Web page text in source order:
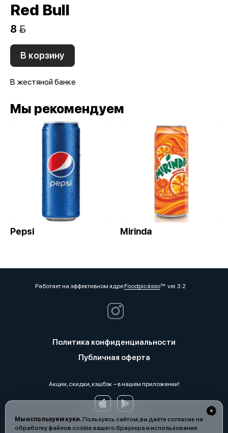
Мы используем куки.Пользуясь сайтом, вы даёте согласие на
обработку файлов cookie вашего браузера и использование
Red Bull
8 
В корзину
В жестяной банке
Мы рекомендуем
Pepsi Mirinda
Работает на эффективном ядреFoodpicássover. 3.2
Политика конфиденциальности
Публичная оферта
Акции, скидки, кэшбэк − в нашем приложении!